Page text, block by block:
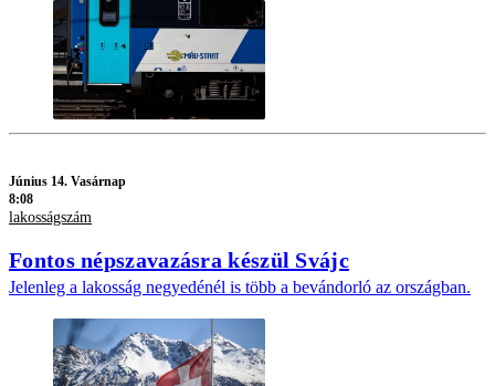
Június 14. Vasárnap
8:08
lakosságszám
Fontos népszavazásra készül Svájc
Jelenleg a lakosság negyedénél is több a bevándorló az országban.